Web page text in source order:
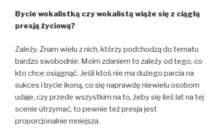
Bycie wokalistką czy wokalistą wiąże się z ciągłą
presją życiową?
Zależy. Znam wielu z nich, którzy podchodzą do tematu
bardzo swobodnie. Moim zdaniem to zależy od tego, co
kto chce osiągnąć. Jeśli ktoś nie ma dużego parcia na
sukces i bycie ikoną, co się naprawdę niewielu osobom
udaje, czy przede wszystkim na to, żeby się ileś lat na tej
scenie utrzymać, to pewnie też presja jest
proporcjonalnie mniejsza.